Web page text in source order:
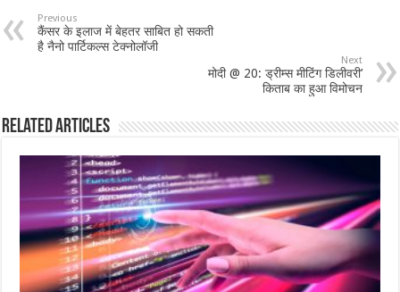
Previous
कैंसर के इलाज में बेहतर साबित हो सकती
है नैनो पार्टिकल्‍स टेक्नोलॉजी
Next
मोदी @ 20: ड्रीम्स मीटिंग डिलीवरी’
किताब का हुआ विमोचन
Related Articles